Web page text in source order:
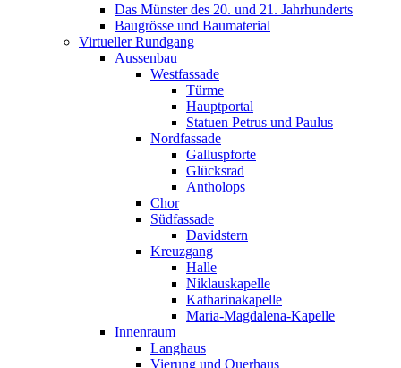
Das Münster des 20. und 21. Jahrhunderts
Baugrösse und Baumaterial
Virtueller Rundgang
Aussenbau
Westfassade
Türme
Hauptportal
Statuen Petrus und Paulus
Nordfassade
Galluspforte
Glücksrad
Antholops
Chor
Südfassade
Davidstern
Kreuzgang
Halle
Niklauskapelle
Katharinakapelle
Maria-Magdalena-Kapelle
Innenraum
Langhaus
Vierung und Querhaus